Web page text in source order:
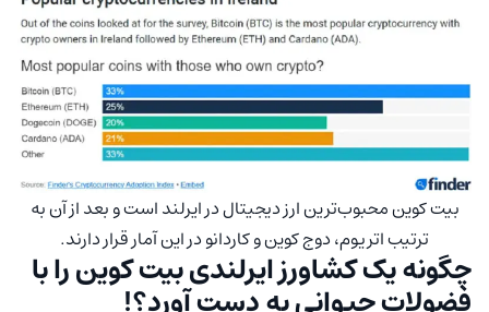
بیت کوین محبوب‌ترین ارز دیجیتال در ایرلند است و بعد از آن به
ترتیب اتریوم،دوج کوینوکاردانودر این آمار قرار دارند.
چگونه یک کشاورز ایرلندی بیت کوین را با